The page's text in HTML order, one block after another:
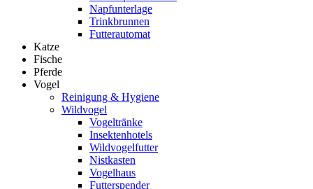
Napfunterlage
Trinkbrunnen
Futterautomat
Katze
Fische
Pferde
Vogel
Reinigung & Hygiene
Wildvogel
Vogeltränke
Insektenhotels
Wildvogelfutter
Nistkasten
Vogelhaus
Futterspender